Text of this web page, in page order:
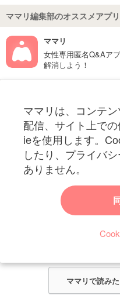
ママリ編集部のオススメアプリ
ママリ
女性専用匿名Q&Aア
解消しよう！
ママリは、コンテ
配信、サイト上で
ieを使用します。
したり、プライバ
ありません。
妊娠〜子育て
ママリからのお知らせ
ママリ編集部がみなさんのご意
ママリで読み